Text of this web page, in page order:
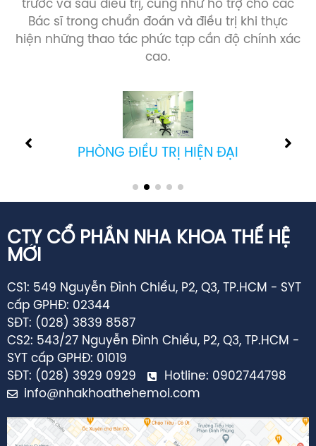
Bác sĩ trong chuẩn đoán và điều trị khi thực
hiện những thao tác phức tạp cần độ chính xác
cao.
PHÒNG CẤY GHÉP IMPLANT
CTY CỔ PHẦN NHA KHOA THẾ HỆ
MỚI
cấp GPHĐ: 02344
SĐT: (028) 3839 8587
CS2: 543/27 Nguyễn Đình Chiểu, P2, Q3, TP.HCM -
SYT cấp GPHĐ: 01019
SĐT: (028) 3929 0929
info@nhakhoathehemoi.com